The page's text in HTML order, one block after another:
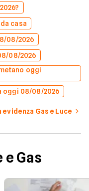
casa
08/2026
08/2026
oggi
oggi 08/08/2026
evidenza Gas e Luce
Gas